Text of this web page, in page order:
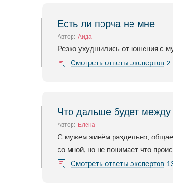
Есть ли порча не мне
Автор: Аида
Резко ухудшились отношения с
Смотреть ответы экспертов 2
Что дальше будет
Автор: Елена
С мужем живём раздельно,
со мной, но не понимает что
Смотреть ответы экспертов